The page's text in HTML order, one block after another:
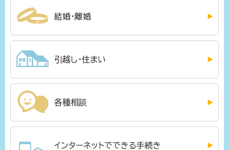
結婚・離婚
引越し・住まい
各種相談
インターネットでできる手続き